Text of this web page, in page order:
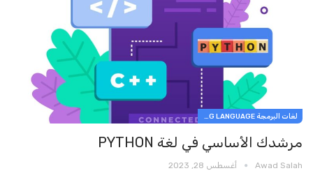
لغات البرمجة PROGRAMMING LANGUAGE
مرشدك الأساسي في لغة PYTHON
Awad Salah أغسطس 28, 2023